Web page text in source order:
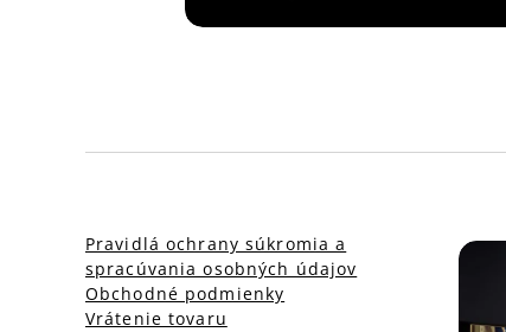
Pravidlá ochrany súkromia a
spracúvania osobných údajov
Obchodné podmienky
Vrátenie tovaru